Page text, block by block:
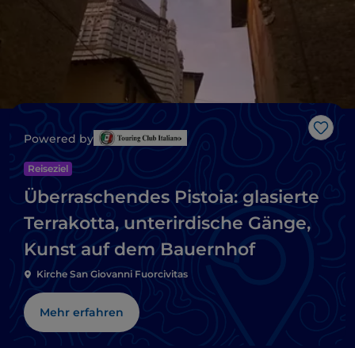
Like
Powered by
Reiseziel
Überraschendes Pistoia: glasierte
Terrakotta, unterirdische Gänge,
Kunst auf dem Bauernhof
Kirche San Giovanni Fuorcivitas
Mehr erfahren